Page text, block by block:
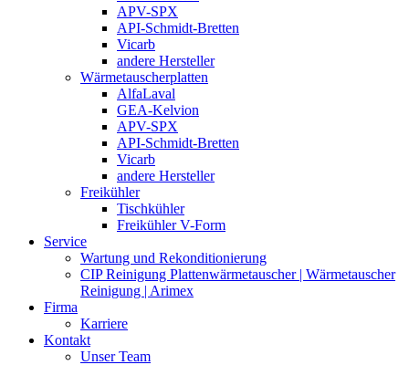
APV-SPX
API-Schmidt-Bretten
Vicarb
andere Hersteller
Wärmetauscherplatten
AlfaLaval
GEA-Kelvion
APV-SPX
API-Schmidt-Bretten
Vicarb
andere Hersteller
Freikühler
Tischkühler
Freikühler V-Form
Service
Wartung und Rekonditionierung
CIP Reinigung Plattenwärmetauscher | Wärmetauscher
Reinigung | Arimex
Firma
Karriere
Kontakt
Unser Team